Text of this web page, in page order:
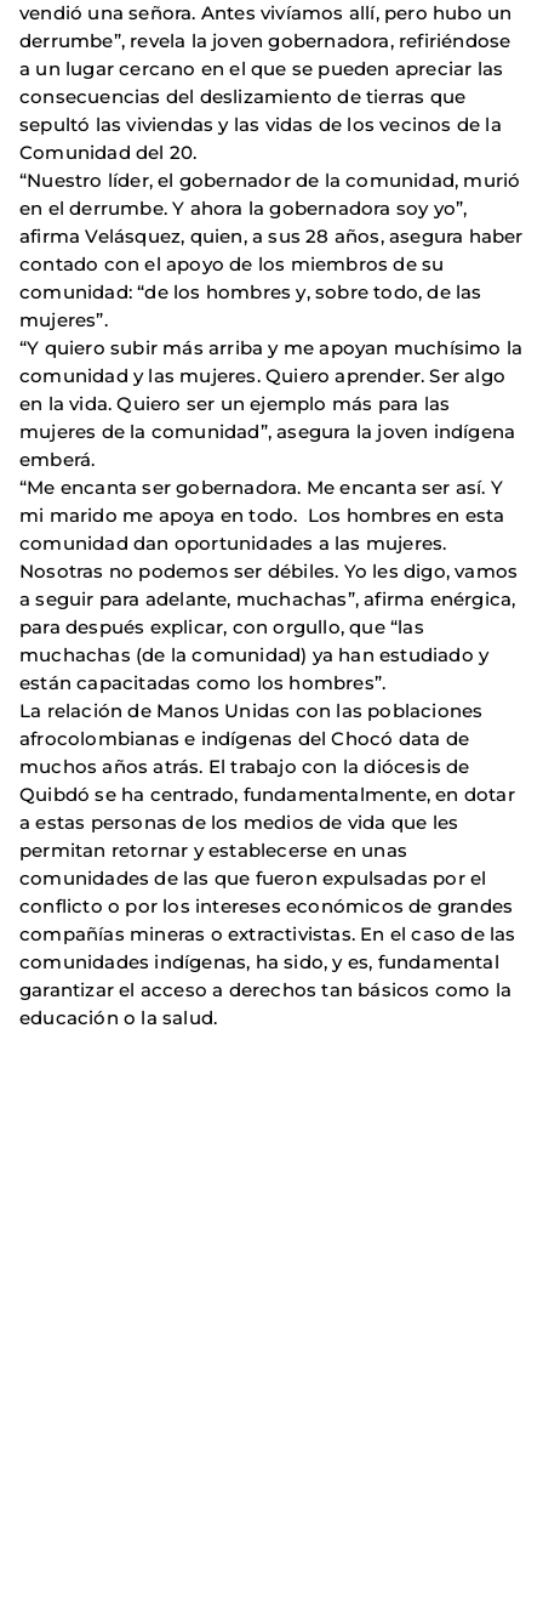
vendió una señora. Antes vivíamos allí, pero hubo un
derrumbe”, revela la joven gobernadora, refiriéndose
a un lugar cercano en el que se pueden apreciar las
consecuencias del deslizamiento de tierras que
sepultó las viviendas y las vidas de los vecinos de la
Comunidad del 20.
“Nuestro líder, el gobernador de la comunidad, murió
en el derrumbe. Y ahora la gobernadora soy yo”,
afirma Velásquez, quien, a sus 28 años, asegura haber
contado con el apoyo de los miembros de su
comunidad: “de los hombres y, sobre todo, de las
mujeres”.
“Y quiero subir más arriba y me apoyan muchísimo la
comunidad y las mujeres. Quiero aprender. Ser algo
en la vida. Quiero ser un ejemplo más para las
mujeres de la comunidad”, asegura la joven indígena
emberá.
“Me encanta ser gobernadora. Me encanta ser así. Y
mi marido me apoya en todo. Los hombres en esta
comunidad dan oportunidades a las mujeres.
Nosotras no podemos ser débiles. Yo les digo, vamos
a seguir para adelante, muchachas”, afirma enérgica,
para después explicar, con orgullo, que “las
muchachas (de la comunidad) ya han estudiado y
están capacitadas como los hombres”.
La relación de Manos Unidas con las poblaciones
afrocolombianas e indígenas del Chocó data de
muchos años atrás. El trabajo con la diócesis de
Quibdó se ha centrado, fundamentalmente, en dotar
a estas personas de los medios de vida que les
permitan retornar y establecerse en unas
comunidades de las que fueron expulsadas por el
conflicto o por los intereses económicos de grandes
compañías mineras o extractivistas. En el caso de las
comunidades indígenas, ha sido, y es, fundamental
garantizar el acceso a derechos tan básicos como la
educación o la salud.